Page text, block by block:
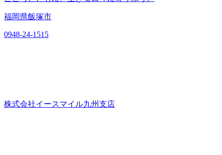
福岡県飯塚市
0948-24-1515
株式会社イースマイル九州支店